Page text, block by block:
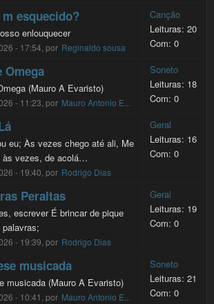
m esquecido?
enlouquecer
- 17:54, por Reginaldo sousa
Canção
Leituras: 20
Com: 0
Omega
(Mauro A Evaristo)
- 11:23, por Mauro Antonio E...
Soneto
Leituras: 18
Com: 0
eu; Às vezes chego até ali, Me
às vezes, de acolá…
- 19:40, por Rodrigo Dias
Geral
Leituras: 16
Com: 0
Peraltas
escrever É brincar de pique
- 19:39, por Rodrigo Dias
Geral
Leituras: 19
Com: 0
musicada
musicada (Mauro A Evaristo)
- 10:41, por Mauro Antonio E...
Soneto
Leituras: 21
Com: 0